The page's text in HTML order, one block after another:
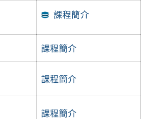
課程簡介
課程簡介
課程簡介
課程簡介